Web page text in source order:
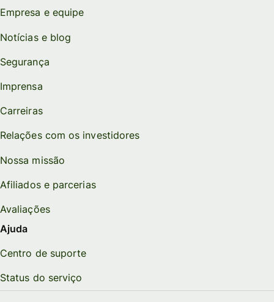
Empresa e equipe
Notícias e blog
Segurança
Imprensa
Carreiras
Relações com os investidores
Nossa missão
Afiliados e parcerias
Avaliações
Ajuda
Centro de suporte
Status do serviço